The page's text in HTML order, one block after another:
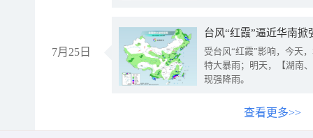
7月25日
台风“红霞”逼近华南
受台风“红霞”影响，今天
特大暴雨；明天，【湖南
现强降雨。
查看更多>>